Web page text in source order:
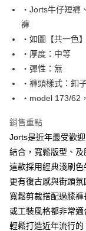
AFTEE先享後付
相關說明
【關於「AFTEE先享後
AFTEE先享後付是「
便利好安心！
１．簡單：不需註冊
３．安心：先確認商
１．於結帳方式選擇
結帳頁面，進行簡訊
２．訂單成立數日內
３．收到繳費通知簡
ATM／網路銀行／等
※ 請注意：結帳手續
購買商品的店家。未
後付繳納相關費用。
是否繳費成功／繳費
客戶支援中心」
ATM付款
運送方式
全家付款取貨
先付款後全家取貨
每筆NT$80，滿
7-11付款取貨
每筆NT$80，滿
每筆NT$80，滿
‧Jorts牛仔短褲
褲
‧如圖【共一色】
‧厚度：中等
‧彈性：無
‧褲頭樣式：釦
‧model 173/62
銷售重點
Jorts是近年最受歡
結合，寬鬆版型、及
這款採用經典淺刷
更有復古感與街頭氛
寬鬆剪裁搭配過膝
或工裝風格都非常適
輕鬆打造近年流行的